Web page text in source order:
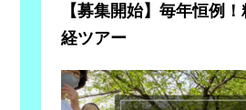
【募集開始】毎年恒例
経ツアー